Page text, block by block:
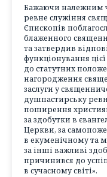
Бажаючи належним
ревне служіння
Єпископів
блаженного
та затвердив
функціонування
до статутних
нагородження
заслуги у
душпастирську
поширення
за здобутки в
Церкви, за
в екуменічному та
за інші важливі
причинився до
в сучасному світі».